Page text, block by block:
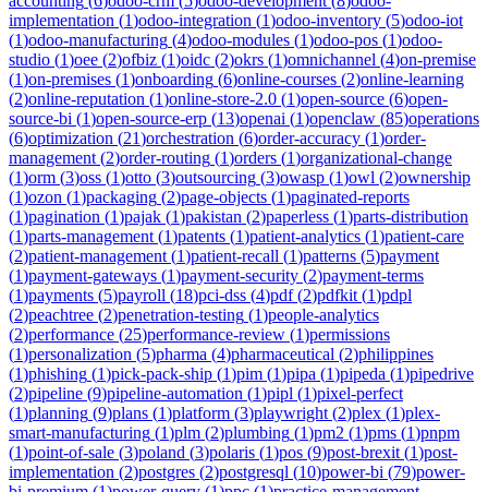
implementation (1)odoo-integration (1)odoo-inventory (5)odoo-iot
(1)odoo-manufacturing (4)odoo-modules (1)odoo-pos (1)odoo-
studio (1)oee (2)ofbiz (1)oidc (2)okrs (1)omnichannel (4)on-premise
(1)on-premises (1)onboarding (6)online-courses (2)online-learning
(2)online-reputation (1)online-store-2.0 (1)open-source (6)open-
source-bi (1)open-source-erp (13)openai (1)openclaw (85)operations
(6)optimization (21)orchestration (6)order-accuracy (1)order-
management (2)order-routing (1)orders (1)organizational-change
(1)orm (3)oss (1)otto (3)outsourcing (3)owasp (1)owl (2)ownership
(1)ozon (1)packaging (2)page-objects (1)paginated-reports
(1)pagination (1)pajak (1)pakistan (2)paperless (1)parts-distribution
(1)parts-management (1)patents (1)patient-analytics (1)patient-care
(2)patient-management (1)patient-recall (1)patterns (5)payment
(1)payment-gateways (1)payment-security (2)payment-terms
(1)payments (5)payroll (18)pci-dss (4)pdf(2)pdfkit (1)pdpl
(2)peachtree (2)penetration-testing (1)people-analytics
(2)performance (25)performance-review (1)permissions
(1)personalization (5)pharma (4)pharmaceutical (2)philippines
(1)phishing (1)pick-pack-ship (1)pim (1)pipa (1)pipeda (1)pipedrive
(2)pipeline (9)pipeline-automation (1)pipl (1)pixel-perfect
(1)planning (9)plans (1)platform (3)playwright (2)plex (1)plex-
smart-manufacturing (1)plm (2)plumbing (1)pm2 (1)pms (1)pnpm
(1)point-of-sale (3)poland (3)polaris (1)pos (9)post-brexit (1)post-
implementation (2)postgres (2)postgresql (10)power-bi (79)power-